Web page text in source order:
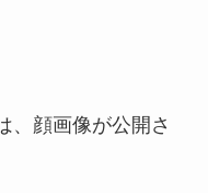
、顔画像が公開さ